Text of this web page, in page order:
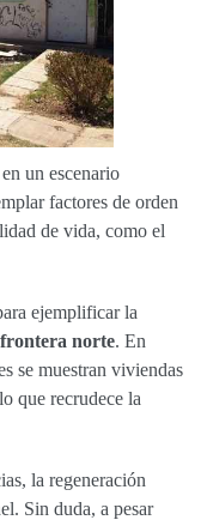
un escenario
factores de orden
de vida, como el
ejemplificar la
frontera norte. En
se muestran viviendas
que recrudece la
la regeneración
Sin duda, a pesar